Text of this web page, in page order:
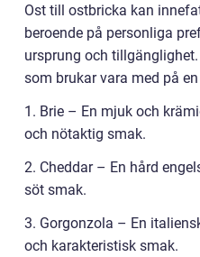
Ost till ostbricka kan
beroende på personliga
ursprung och
som brukar vara med på
1. Brie – En mjuk och
och nötaktig smak.
2. Cheddar – En hård
söt smak.
3. Gorgonzola – En
och karakteristisk smak.